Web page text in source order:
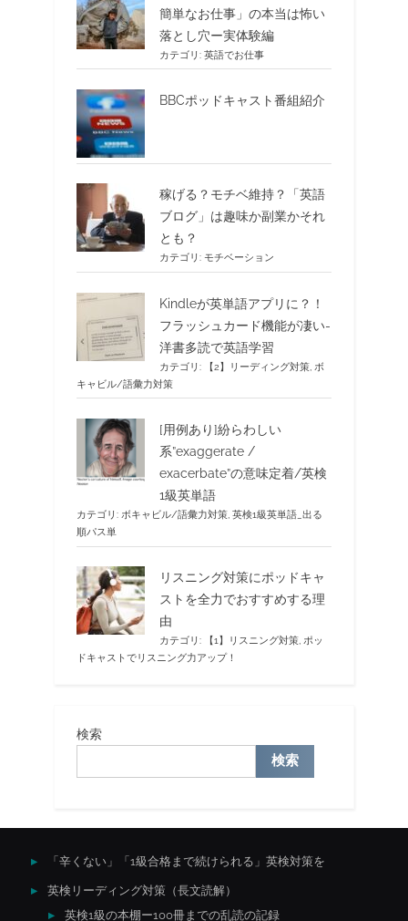
簡単なお仕事」の本当は怖い
落とし穴ー実体験編
カテゴリ: 英語でお仕事
BBCポッドキャスト番組紹介
稼げる？モチベ維持？「英語
ブログ」は趣味か副業かそれ
とも？
カテゴリ: モチベーション
Kindleが英単語アプリに？！
フラッシュカード機能が凄い-
洋書多読で英語学習
カテゴリ: 【2】リーディング対策 ボ
キャビル/語彙力対策
[用例あり]紛らわしい
系”exaggerate /
exacerbate”の意味定着/英検
1級英単語
カテゴリ: ボキャビル/語彙力対策, 英検1級英単語_出る
順パス単
リスニング対策にポッドキャ
ストを全力でおすすめする理
由
カテゴリ: 【1】リスニング対策, ポッ
ドキャストでリスニング力アップ！
検索
検索
「辛くない」「1級合格まで続けられる」英検対策を
英検リーディング対策（長文読解）
英検1級の本棚ー100冊までの乱読の記録